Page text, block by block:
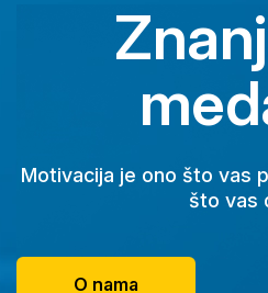
Motivacija je ono što vas
što vas
O nama